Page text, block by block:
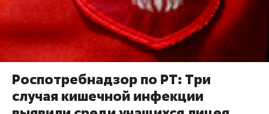
Роспотребнадзор по РТ: Три
случая кишечной инфекции